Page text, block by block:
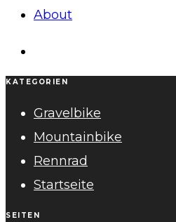
About
KATEGORIEN
Gravelbike
Mountainbike
Rennrad
Startseite
SEITEN